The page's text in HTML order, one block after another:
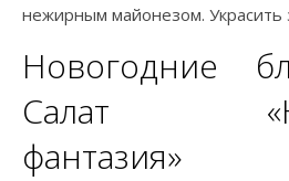
нежирным майонезом. Украсить
Новогодние
Салат
фантазия»